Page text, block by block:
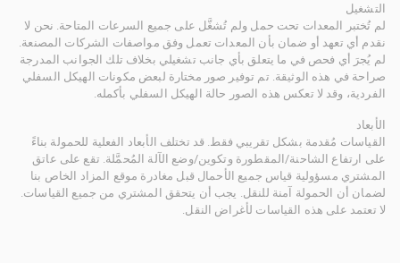
التشغيل
لم تُختبر المعدات تحت حمل ولم تُشغَّل على جميع السرعات المتاحة. نحن لا
نقدم أي تعهد أو ضمان بأن المعدات تعمل وفق مواصفات الشركات المصنعة.
لم يُجرَ أي فحص في ما يتعلق بأي جانب تشغيلي بخلاف تلك الجوانب المدرجة
صراحة في هذه الوثيقة. تم توفير صور مختارة لبعض مكونات الهيكل السفلي
الفردية، وقد لا تعكس هذه الصور حالة الهيكل السفلي بأكمله.
الأبعاد
القياسات مُقدمة بشكل تقريبي فقط. قد تختلف الأبعاد الفعلية للحمولة بناءً
على ارتفاع الشاحنة/المقطورة وتكوين/وضع الآلة المُحمَّلة. تقع على عاتق
المشتري مسؤولية قياس جميع الأحمال قبل مغادرة موقع المزاد الخاص بنا
لضمان أن الحمولة آمنة للنقل. يجب أن يتحقق المشتري من جميع القياسات.
لا تعتمد على هذه القياسات لأغراض النقل.